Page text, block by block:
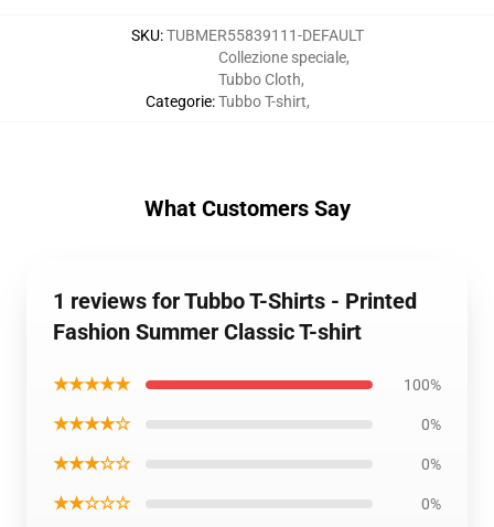
SKU:TUBMER55839111-DEFAULT
Categorie:
Collezione speciale,
Tubbo Cloth,
Tubbo T-shirt,
What Customers Say
1 reviews for Tubbo T-Shirts - Printed
Fashion Summer Classic T-shirt
★★★★★ 100%
★★★★☆ 0%
★★★☆☆ 0%
★★☆☆☆ 0%